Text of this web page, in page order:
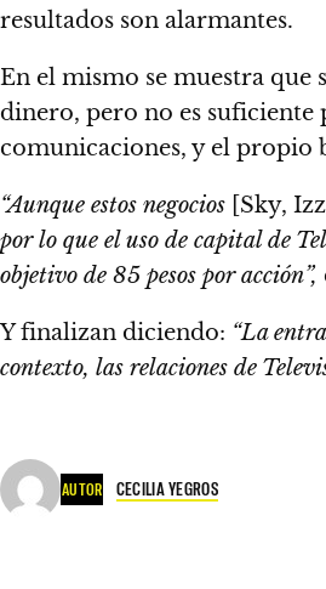
resultados son alarmantes.
En el mismo se muestra que
dinero, pero no es suficiente
comunicaciones, y el propio
“Aunque estos negocios [Sky,
por lo que el uso de capital de
objetivo de 85 pesos por acción”,
Y finalizan diciendo: “La
contexto, las relaciones de
AUTOR CECILIA YEGROS